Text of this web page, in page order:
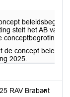
stelt het AB van
conceptbegroting
de concept
2025.
RAV Brabant